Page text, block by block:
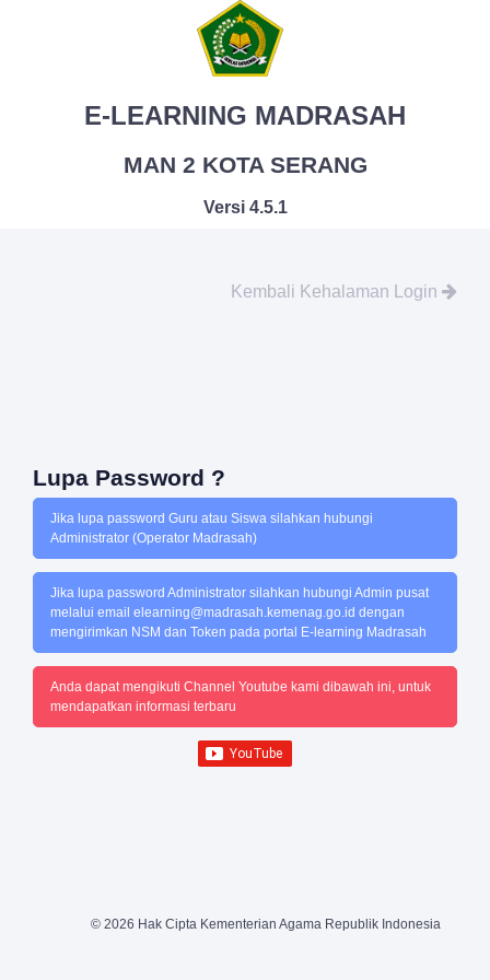
E-LEARNING MADRASAH
MAN 2 KOTA SERANG
Versi 4.5.1
Kembali Kehalaman Login
Lupa Password ?
Jika lupa password Guru atau Siswa silahkan hubungi
Administrator (Operator Madrasah)
Jika lupa password Administrator silahkan hubungi Admin pusat
melalui email elearning@madrasah.kemenag.go.id dengan
mengirimkan NSM dan Token pada portal E-learning Madrasah
Anda dapat mengikuti Channel Youtube kami dibawah ini, untuk
mendapatkan informasi terbaru
© 2026 Hak Cipta Kementerian Agama Republik Indonesia